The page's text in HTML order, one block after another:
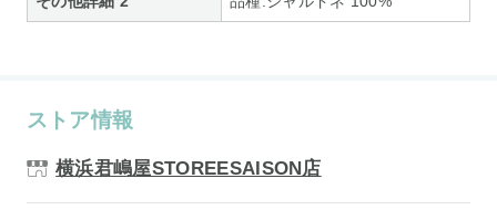
ストア情報
横浜君嶋屋STOREESAISON店